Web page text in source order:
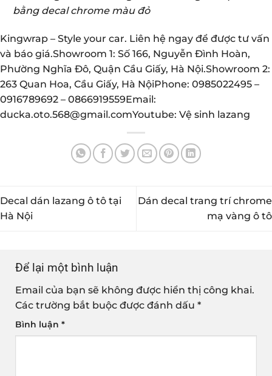
bằng decal chrome màu đỏ
Kingwrap – Style your car. Liên hệ ngay để được tư vấn
và báo giá.Showroom 1: Số 166, Nguyễn Đình Hoàn,
Phường Nghĩa Đô, Quận Cầu Giấy, Hà Nội.Showroom 2:
263 Quan Hoa, Cầu Giấy, Hà NộiPhone: 0985022495 –
0916789692 – 0866919559Email:
ducka.oto.568@gmail.comYoutube: Vệ sinh lazang
Decal dán lazang ô tô tại
Hà Nội
Dán decal trang trí chrome
mạ vàng ô tô
Để lại một bình luận
Email của bạn sẽ không được hiển thị công khai.
Các trường bắt buộc được đánh dấu *
Bình luận *